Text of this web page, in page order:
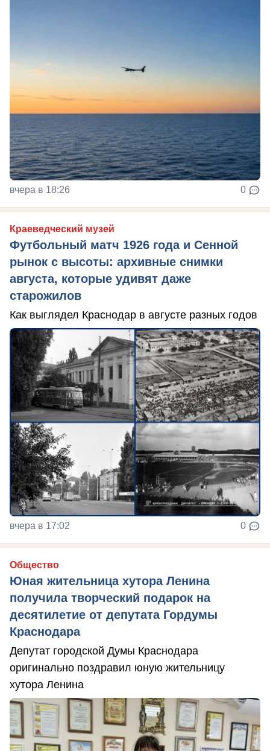
вчера в 18:26 0
Краеведческий музей
Футбольный матч 1926 года и Сенной
рынок с высоты: архивные снимки
августа, которые удивят даже
старожилов
Как выглядел Краснодар в августе разных годов
вчера в 17:02 0
Общество
Юная жительница хутора Ленина
получила творческий подарок на
десятилетие от депутата Гордумы
Краснодара
Депутат городской Думы Краснодара
оригинально поздравил юную жительницу
хутора Ленина